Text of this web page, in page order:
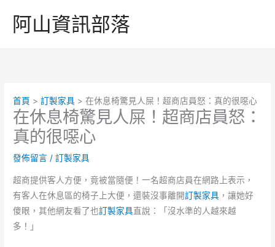
阿山資訊部落
首頁 訂製家具 在休息椅驚見人屎！超商店員怒：真的很噁心
在休息椅驚見人屎！超商店員怒：
真的很噁心
發佈留言 /訂製家具
超商提供客人方便，竟被當隨便！一名超商店員在網路上表示，
有客人在休息區的椅子上大便，還裝沒事離開訂製家具 ，讓她好
傻眼，其他網友看了也訂製家具直說：「沒水準的人越來越
多！」